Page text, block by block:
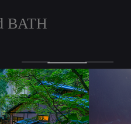
BATH